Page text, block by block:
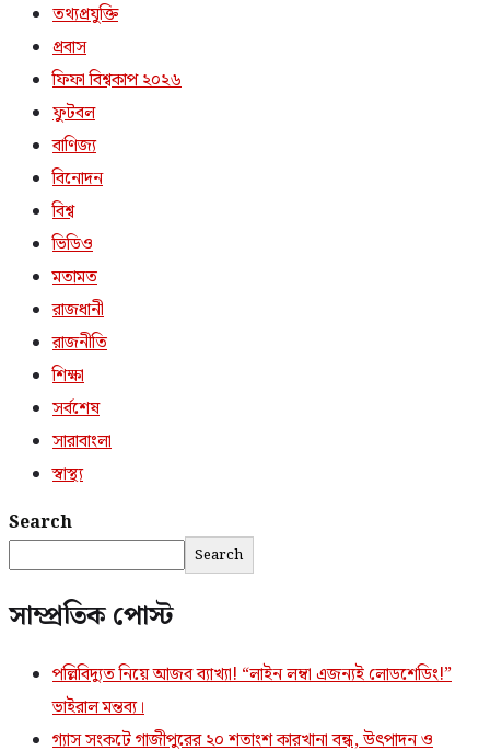
তথ্যপ্রযুক্তি
প্রবাস
ফিফা বিশ্বকাপ ২০২৬
ফুটবল
বাণিজ্য
বিনোদন
বিশ্ব
ভিডিও
মতামত
রাজধানী
রাজনীতি
শিক্ষা
সর্বশেষ
সারাবাংলা
স্বাস্থ্য
Search
Search
সাম্প্রতিক পোস্ট
পল্লিবিদ্যুত নিয়ে আজব ব্যাখ্যা! “লাইন লম্বা এজন্যই লোডশেডিং!”
ভাইরাল মন্তব্য।
গ্যাস সংকটে গাজীপুরের ২০ শতাংশ কারখানা বন্ধ, উৎপাদন ও